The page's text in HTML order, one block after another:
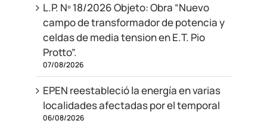
L.P. Nº 18/2026 Objeto: Obra “Nuevo
campo de transformador de potencia y
celdas de media tension en E.T. Pio
Protto”.
07/08/2026
EPEN reestableció la energía en varias
localidades afectadas por el temporal
06/08/2026